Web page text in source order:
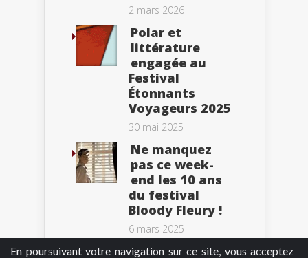
En poursuivant votre navigation sur ce site, vous acceptez
2 mars 2026
Polar et
littérature
engagée au
Festival
Étonnants
Voyageurs 2025
30 mai 2025
Ne manquez
pas ce week-
end les 10 ans
du festival
Bloody Fleury !
6 mars 2025